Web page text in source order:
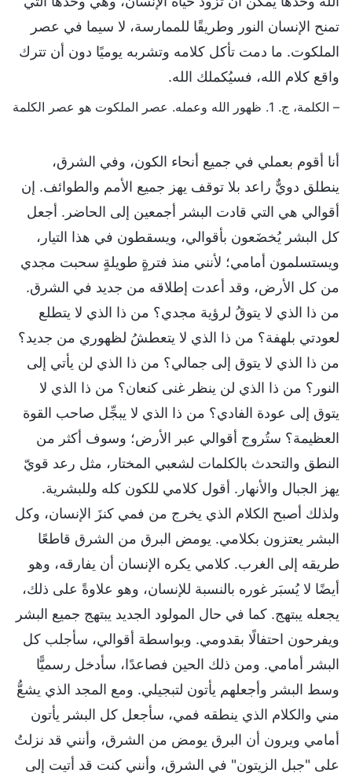
تمنح الإنسان النور وطريقًا للممارسة، لا سيما في عصر
الملكوت. ما دمت تأكل كلامه وتشربه يوميًا دون أن تترك
واقع كلام الله، فسيُكملك الله.
– الكلمة، ج. 1. ظهور الله وعمله. عصر الملكوت هو عصر الكلمة
أنا أقوم بعملي في جميع أنحاء الكون، وفي الشرق،
ينطلق دويٌّ راعد بلا توقف يهز جميع الأمم والطوائف. إن
أقوالي هي التي قادت البشر أجمعين إلى الحاضر. أجعل
كل البشر يُخضَعون بأقوالي، ويسقطون في هذا التيار،
ويستسلمون أمامي؛ لأنني منذ فترةٍ طويلةٍ سحبت مجدي
من كل الأرض، وقد أعدت إطلاقه من جديد في الشرق.
من ذا الذي لا يتوقُ لرؤية مجدي؟ من ذا الذي لا يتطلع
لعودتي بلهفة؟ من ذا الذي لا يتعطشُ لظهوري من جديد؟
من ذا الذي لا يتوق إلى جمالي؟ من ذا الذي لن يأتي إلى
النور؟ من ذا الذي لن ينظر غنى كنعان؟ من ذا الذي لا
يتوق إلى عودة الفادي؟ من ذا الذي لا يبجِّل صاحب القوة
العظيمة؟ ستُروج أقوالي عبر الأرض؛ وسوف أكثر من
النطق والتحدث بالكلمات لشعبي المختار، مثل رعد قويّ
يهز الجبال والأنهار. أقول كلامي للكون كله وللبشرية.
ولذلك أصبح الكلام الذي يخرج من فمي كنزَ الإنسان، وكل
البشر يعتزون بكلامي. يومض البرق من الشرق قاطعًا
طريقه إلى الغرب. كلامي يكره الإنسان أن يفارقه، وهو
أيضًا لا يُسبَر غوره بالنسبة للإنسان، وهو علاوةً على ذلك،
يجعله يبتهج. كما في حال المولود الجديد يبتهج جميع البشر
ويفرحون احتفالًا بقدومي. وبواسطة أقوالي، سأجلب كل
البشر أمامي. ومن ذلك الحين فصاعدًا، سأدخل رسميًّا
وسط البشر وأجعلهم يأتون لتبجيلي. ومع المجد الذي يشعُّ
مني والكلام الذي ينطقه فمي، سأجعل كل البشر يأتون
أمامي ويرون أن البرق يومض من الشرق، وأنني قد نزلتُ
على "جبل الزيتون" في الشرق، وأنني كنت قد أتيت إلى